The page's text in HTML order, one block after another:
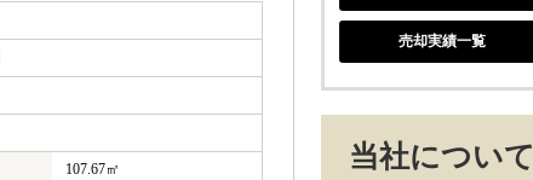
107.67㎡
売却実績一覧
当社について